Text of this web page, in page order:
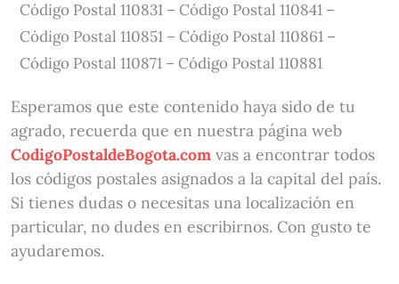
Código Postal 110831 – Código Postal 110841 –
Código Postal 110851 – Código Postal 110861 –
Código Postal 110871 – Código Postal 110881
Esperamos que este contenido haya sido de tu
agrado, recuerda que en nuestra página web
CodigoPostaldeBogota.comvas a encontrar todos
los códigos postales asignados a la capital del país.
Si tienes dudas o necesitas una localización en
particular, no dudes en escribirnos. Con gusto te
ayudaremos.